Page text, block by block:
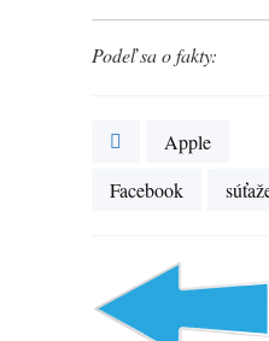
Podeľ sa o fakty:
Apple
Facebook